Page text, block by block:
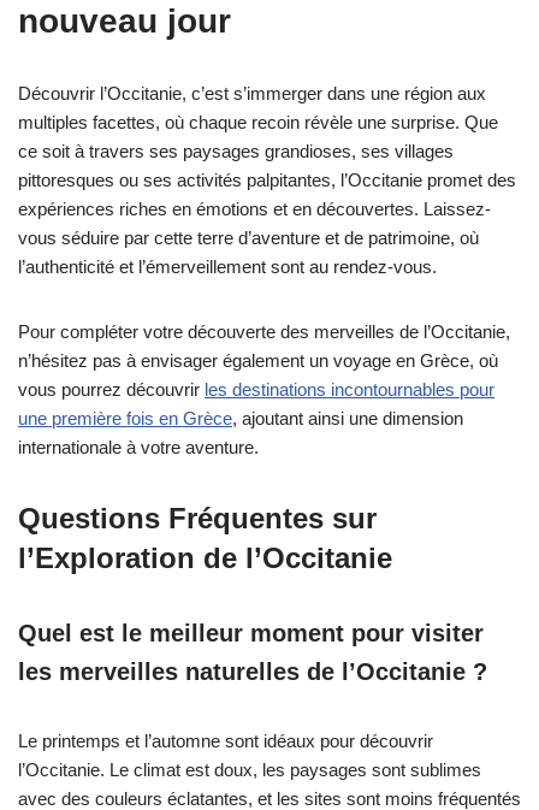
nouveau jour
Découvrir l’Occitanie, c’est s’immerger dans une région aux
multiples facettes, où chaque recoin révèle une surprise. Que
ce soit à travers ses paysages grandioses, ses villages
pittoresques ou ses activités palpitantes, l’Occitanie promet des
expériences riches en émotions et en découvertes. Laissez-
vous séduire par cette terre d’aventure et de patrimoine, où
l’authenticité et l’émerveillement sont au rendez-vous.
Pour compléter votre découverte des merveilles de l’Occitanie,
n’hésitez pas à envisager également un voyage en Grèce, où
vous pourrez découvrir les destinations incontournables pour
une première fois en Grèce, ajoutant ainsi une dimension
internationale à votre aventure.
Questions Fréquentes sur
l’Exploration de l’Occitanie
Quel est le meilleur moment pour visiter
les merveilles naturelles de l’Occitanie ?
Le printemps et l’automne sont idéaux pour découvrir
l’Occitanie. Le climat est doux, les paysages sont sublimes
avec des couleurs éclatantes, et les sites sont moins fréquentés